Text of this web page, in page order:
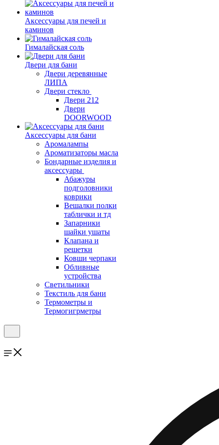
Аксессуары для печей и
каминов
Гималайская соль
Двери для бани
Двери деревянные
ЛИПА
Двери стекло
Двери 212
Двери
DOORWOOD
Аксессуары для бани
Аромалампы
Ароматизаторы масла
Бондарные изделия и
аксессуары
Абажуры
подголовники
коврики
Вешалки полки
таблички и тд
Запарники
шайки ушаты
Клапана и
решетки
Ковши черпаки
Обливные
устройства
Светильники
Текстиль для бани
Термометры и
Термогигрметры